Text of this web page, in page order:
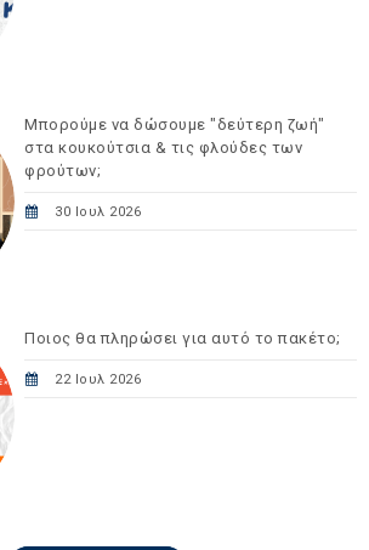
Μπορούμε να δώσουμε "δεύτερη ζωή"
στα κουκούτσια & τις φλούδες των
φρούτων;
30 Ιουλ 2026
Ποιος θα πληρώσει για αυτό το πακέτο;
22 Ιουλ 2026